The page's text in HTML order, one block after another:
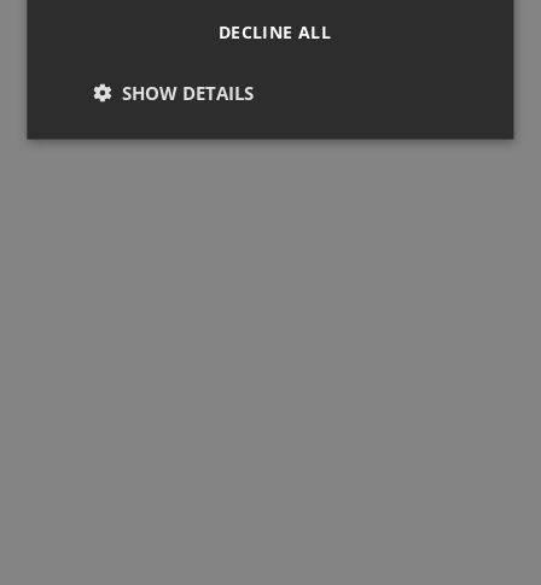
DECLINE ALL
SHOW DETAILS